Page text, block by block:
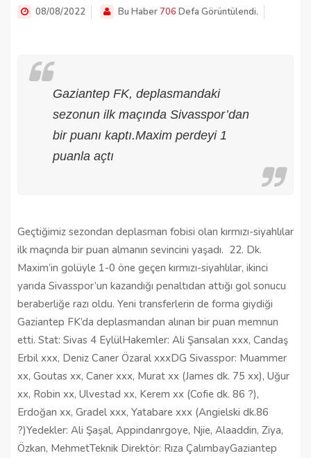
08/08/2022 Bu Haber706 Defa Görüntülendi.
Gaziantep FK, deplasmandaki
sezonun ilk maçında Sivasspor’dan
bir puanı kaptı.Maxim perdeyi 1
puanla açtı
Geçtiğimiz sezondan deplasman fobisi olan kırmızı-siyahlılar
ilk maçında bir puan almanın sevincini yaşadı. 22. Dk.
Maxim’in golüyle 1-0 öne geçen kırmızı-siyahlılar, ikinci
yarıda Sivasspor’un kazandığı penaltıdan attığı gol sonucu
beraberliğe razı oldu. Yeni transferlerin de forma giydiği
Gaziantep FK’da deplasmandan alınan bir puan memnun
etti. Stat: Sivas 4 EylülHakemler: Ali Şansalan xxx, Candaş
Erbil xxx, Deniz Caner Özaral xxxDG Sivasspor: Muammer
xx, Goutas xx, Caner xxx, Murat xx (James dk. 75 xx), Uğur
xx, Robin xx, Ulvestad xx, Kerem xx (Cofie dk. 86 ?),
Erdoğan xx, Gradel xxx, Yatabare xxx (Angielski dk.86
?)Yedekler: Ali Şaşal, Appindanrgoye, Njie, Alaaddin, Ziya,
Özkan, MehmetTeknik Direktör: Rıza ÇalımbayGaziantep